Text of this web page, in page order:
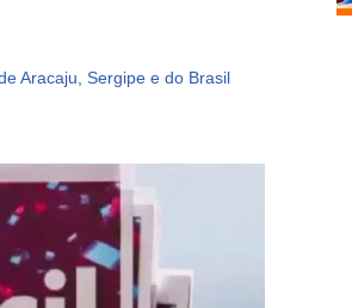
Aracaju, Sergipe e do Brasil